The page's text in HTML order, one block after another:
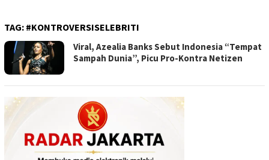
TAG: #KONTROVERSISELEBRITI
Viral, Azealia Banks Sebut Indonesia “Tempat
Sampah Dunia”, Picu Pro-Kontra Netizen